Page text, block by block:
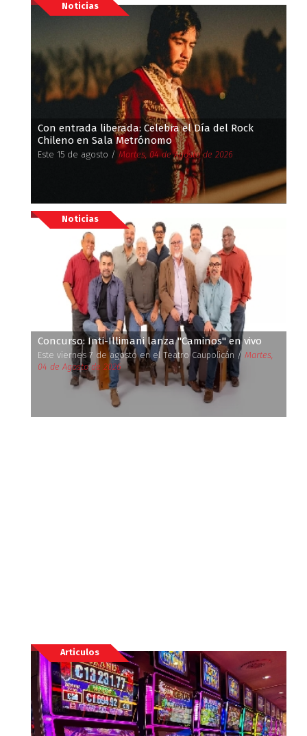
Noticias
Con entrada liberada: Celebra el Día del Rock
Chileno en Sala Metrónomo
Este 15 de agosto / Martes, 04 de Agosto de 2026
Noticias
Concurso: Inti-Illimani lanza ''Caminos'' en vivo
Este viernes 7 de agosto en el Teatro Caupolicán / Martes,
04 de Agosto de 2026
Articulos